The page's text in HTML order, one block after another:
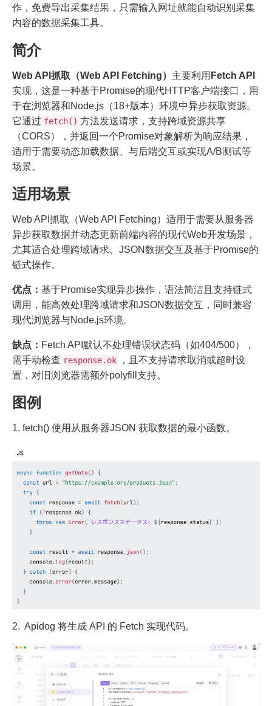
作，免费导出采集结果，只需输入网址就能自动识别采集
内容的数据采集工具。
简介
Web API抓取（Web API Fetching） 主要利用 Fetch API
实现，这是一种基于Promise的现代HTTP客户端接口，用
于在浏览器和Node.js（18+版本）环境中异步获取资源。
它通过 fetch() 方法发送请求，支持跨域资源共享
（CORS），并返回一个Promise对象解析为响应结果，
适用于需要动态加载数据、与后端交互或实现A/B测试等
场景。
适用场景
Web API抓取（Web API Fetching）适用于需要从服务器
异步获取数据并动态更新前端内容的现代Web开发场景，
尤其适合处理跨域请求、JSON数据交互及基于Promise的
链式操作。
优点： 基于Promise实现异步操作，语法简洁且支持链式
调用，能高效处理跨域请求和JSON数据交互，同时兼容
现代浏览器与Node.js环境。
缺点： Fetch API默认不处理错误状态码（如404/500），
需手动检查 response.ok
，且不支持请求取消或超时设
置，对旧浏览器需额外polyfill支持。
图例
1. fetch() 使用从服务器JSON 获取数据的最小函数。
2. Apidog 将生成 API 的 Fetch 实现代码。